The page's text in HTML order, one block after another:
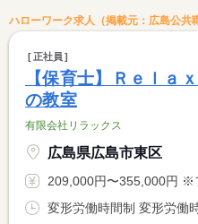
ハローワーク求人（掲載元：広島公共
正社員
【保育士】Ｒｅｌａ
の教室
有限会社リラックス
広島県広島市東区
209,000円〜355,000円 ※フルタイム求人の場合は月額